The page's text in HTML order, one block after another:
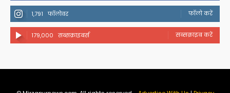
1,791 फॉलोवर फॉलो करें
179,000 सब्सक्राइबर्स सब्सक्राइब करें